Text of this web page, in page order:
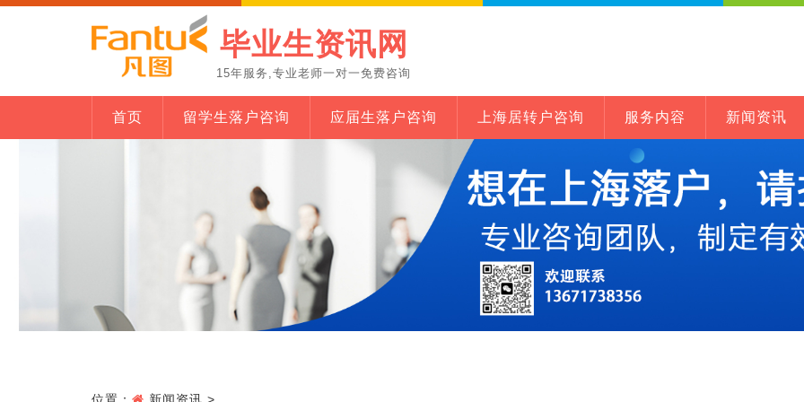
毕业生资讯网
15年服务,专业老师一对一免费咨询
首页 留学生落户咨询 应届生落户咨询 上海居转户咨询 服务内容 新闻资讯